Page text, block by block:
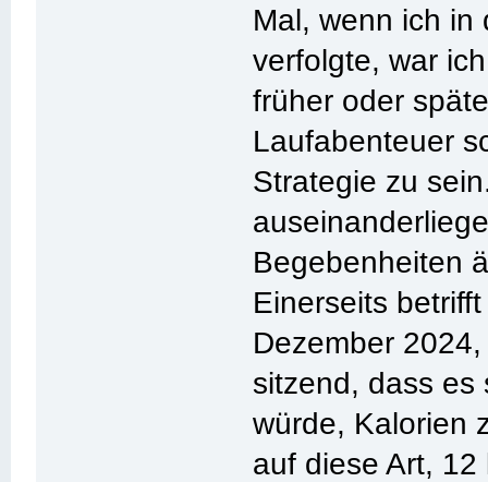
Mal, wenn ich in
verfolgte, war
früher oder
Laufabenteuer
Strategie zu
Begebenheiten
Einerseits
Dezember
sitzend, dass es
würde, Kalorien
auf diese Art,